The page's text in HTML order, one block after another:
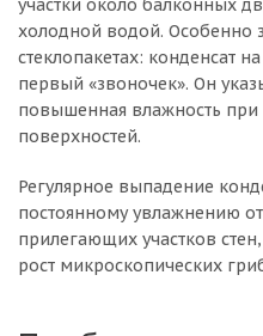
участки около балконных
холодной водой. Особенно
стеклопакетах: конденсат
первый «звоночек». Он
повышенная влажность при
поверхностей.
Регулярное выпадение
постоянному увлажнению
прилегающих участков
рост микроскопических